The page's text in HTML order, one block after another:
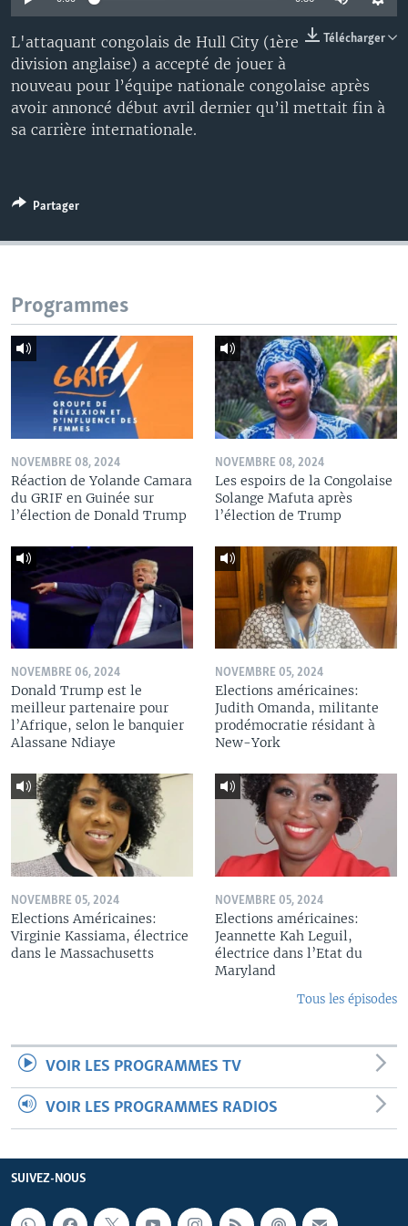
Télécharger
L'attaquant congolais de Hull City (1ère
division anglaise) a accepté de jouer à
nouveau pour l’équipe nationale congolaise après
avoir annoncé début avril dernier qu’il mettait fin à
sa carrière internationale.
Partager
Programmes
NOVEMBRE 08, 2024
Réaction de Yolande Camara
du GRIF en Guinée sur
l’élection de Donald Trump
NOVEMBRE 08, 2024
Les espoirs de la Congolaise
Solange Mafuta après
l’élection de Trump
NOVEMBRE 06, 2024
Donald Trump est le
meilleur partenaire pour
l’Afrique, selon le banquier
Alassane Ndiaye
NOVEMBRE 05, 2024
Elections américaines:
Judith Omanda, militante
prodémocratie résidant à
New-York
NOVEMBRE 05, 2024
Elections Américaines:
Virginie Kassiama, électrice
dans le Massachusetts
NOVEMBRE 05, 2024
Elections américaines:
Jeannette Kah Leguil,
électrice dans l’Etat du
Maryland
Tous les épisodes
VOIR LES PROGRAMMES TV
VOIR LES PROGRAMMES RADIOS
SUIVEZ-NOUS